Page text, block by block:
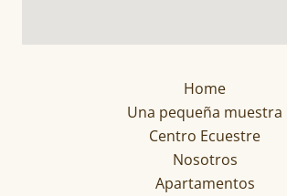
Home
Una pequeña muestra
Centro Ecuestre
Nosotros
Apartamentos